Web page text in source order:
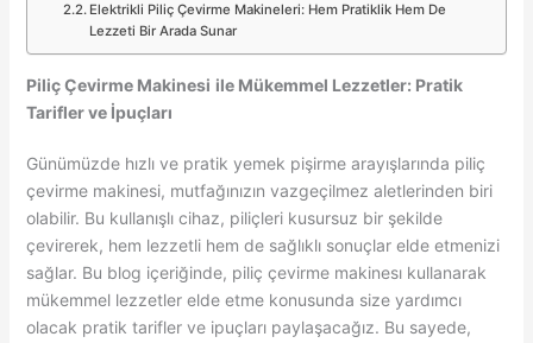
Elektrikli Piliç Çevirme Makineleri: Hem Pratiklik Hem De
Lezzeti Bir Arada Sunar
Piliç Çevirme Makinesi ile Mükemmel Lezzetler: Pratik
Tarifler ve İpuçları
Günümüzde hızlı ve pratik yemek pişirme arayışlarında piliç
çevirme makinesi, mutfağınızın vazgeçilmez aletlerinden biri
olabilir. Bu kullanışlı cihaz, piliçleri kusursuz bir şekilde
çevirerek, hem lezzetli hem de sağlıklı sonuçlar elde etmenizi
sağlar. Bu blog içeriğinde, piliç çevirme makinesı kullanarak
mükemmel lezzetler elde etme konusunda size yardımcı
olacak pratik tarifler ve ipuçları paylaşacağız. Bu sayede,